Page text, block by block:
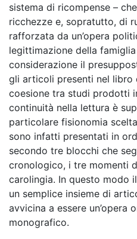
sistema di ricompense –
ricchezze e, sopratutto, di
rafforzata da un’opera
legittimazione della
considerazione il
gli articoli presenti nel libro
coesione tra studi prodotti
continuità nella lettura è
particolare fisionomia
sono infatti presentati in
secondo tre blocchi che
cronologico, i tre momenti
carolingia. In questo modo
un semplice insieme di
avvicina a essere un’opera
monografico.